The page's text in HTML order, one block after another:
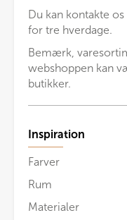
Du kan kontakte
for tre hverdage.
Bemærk,
webshoppen kan
butikker.
Inspiration
Farver
Rum
Materialer